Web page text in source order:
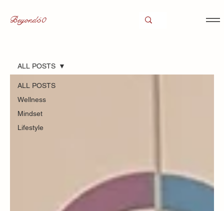
Beyond50
ALL POSTS
Wellness
Mindset
Lifestyle
ALL POSTS